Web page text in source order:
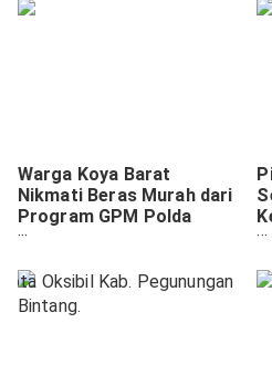
Warga Koya Barat
Nikmati Beras Murah dari
Program GPM Polda
Papua